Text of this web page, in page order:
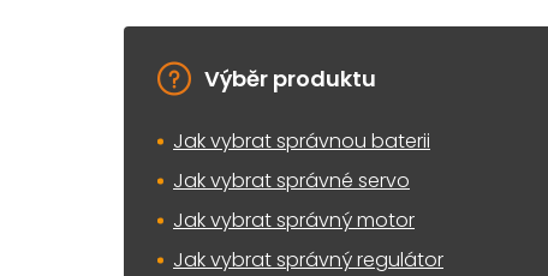
Výběr produktu
Jak vybrat správnou baterii
Jak vybrat správné servo
Jak vybrat správný motor
Jak vybrat správný regulátor